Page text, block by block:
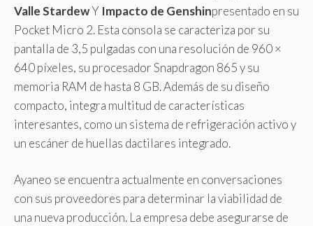
Valle StardewY Impacto de Genshinpresentado en su
Pocket Micro 2. Esta consola se caracteriza por su
pantalla de 3,5 pulgadas con una resolución de 960 ×
640 píxeles, su procesador Snapdragon 865 y su
memoria RAM de hasta 8 GB. Además de su diseño
compacto, integra multitud de características
interesantes, como un sistema de refrigeración activo y
un escáner de huellas dactilares integrado.
Ayaneo se encuentra actualmente en conversaciones
con sus proveedores para determinar la viabilidad de
una nueva producción. La empresa debe asegurarse de